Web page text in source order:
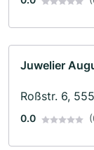
Juwelier
Roßstr. 6,
0.0